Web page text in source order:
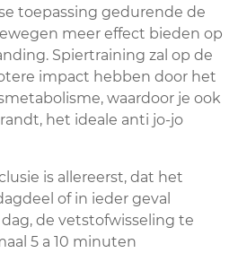
toepassing gedurende de
meer effect bieden op
Spiertraining zal op de
impact hebben door het
waardoor je ook
het ideale anti jo-jo
is allereerst, dat het
of in ieder geval
de vetstofwisseling te
5 a 10 minuten